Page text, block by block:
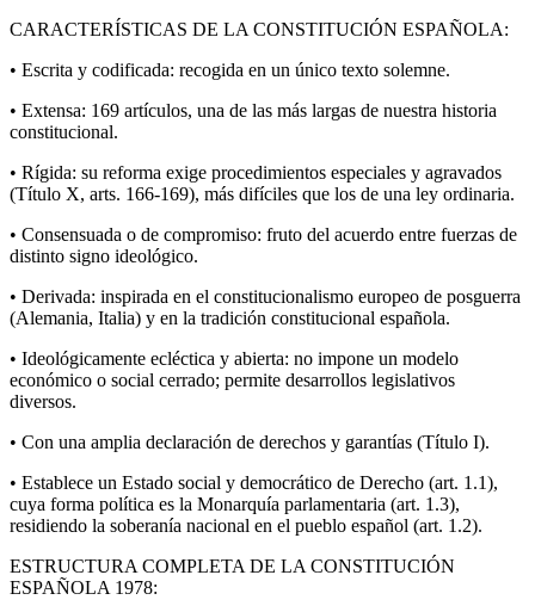
CARACTERÍSTICAS DE LA CONSTITUCIÓN ESPAÑOLA:
• Escrita y codificada: recogida en un único texto solemne.
• Extensa: 169 artículos, una de las más largas de nuestra historia
constitucional.
• Rígida: su reforma exige procedimientos especiales y agravados
(Título X, arts. 166-169), más difíciles que los de una ley ordinaria.
• Consensuada o de compromiso: fruto del acuerdo entre fuerzas de
distinto signo ideológico.
• Derivada: inspirada en el constitucionalismo europeo de posguerra
(Alemania, Italia) y en la tradición constitucional española.
• Ideológicamente ecléctica y abierta: no impone un modelo
económico o social cerrado; permite desarrollos legislativos
diversos.
• Con una amplia declaración de derechos y garantías (Título I).
• Establece un Estado social y democrático de Derecho (art. 1.1),
cuya forma política es la Monarquía parlamentaria (art. 1.3),
residiendo la soberanía nacional en el pueblo español (art. 1.2).
ESTRUCTURA COMPLETA DE LA CONSTITUCIÓN
ESPAÑOLA 1978: